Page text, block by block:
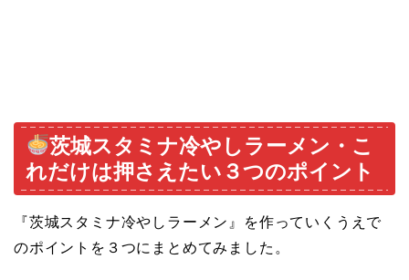
茨城スタミナ冷やしラーメン・こ
れだけは押さえたい３つのポイント
『茨城スタミナ冷やしラーメン』を作っていくうえで
のポイントを３つにまとめてみました。